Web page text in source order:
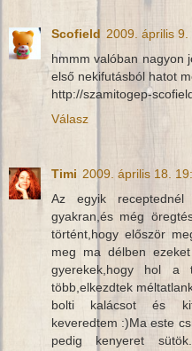
Scofield 2009. április 9.
hmmm valóban nagyon
első nekifutásból hatot
http://szamitogep-
Válasz
Timi 2009. április 18.
Az egyik
gyakran,és még
történt,hogy először
meg ma délben
gyerekek,hogy hol a
több,elkezdtek
bolti kalácsot és
keveredtem :)Ma este
pedig kenyeret